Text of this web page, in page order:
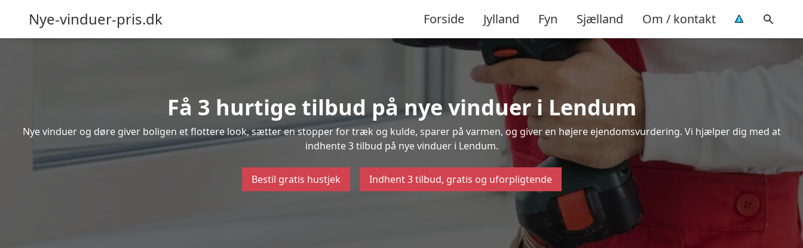
Nye-vinduer-pris.dk Forside Jylland Fyn Sjælland Om / kontakt
Få 3 hurtige tilbud på nye vinduer i Lendum
Nye vinduer og døre giver boligen et flottere look, sætter en stopper for træk og kulde, sparer på varmen, og giver en højere ejendomsvurdering. Vi hjælper dig med at
indhente 3 tilbud på nye vinduer i Lendum.
Bestil gratis hustjek Indhent 3 tilbud, gratis og uforpligtende